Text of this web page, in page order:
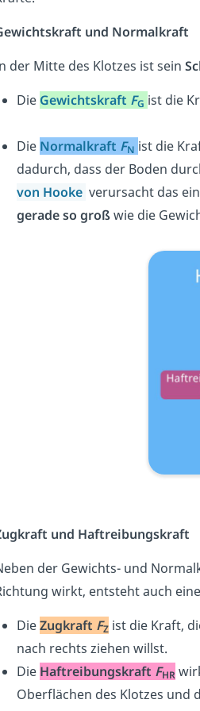
und Normalkraft
der Mitte des Klotzes ist sein
Die Gewichtskraft FG ist die
Die Normalkraft FN ist die
dadurch, dass der Boden
von Hooke verursacht das
gerade so großwie die
und Haftreibungskraft
der Gewichts- und
wirkt, entsteht auch
DieZugkraft FZist die Kraft,
nach rechts ziehen willst.
Die Haftreibungskraft FHR
Oberflächen des Klotzes und